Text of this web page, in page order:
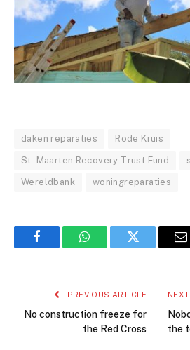
daken reparaties Rode Kruis
St. Maarten Recovery Trust Fund
Wereldbank woningreparaties
FacebookWhatsAppTwitter
PREVIOUS ARTICLE
No construction freeze for
the Red Cross
the